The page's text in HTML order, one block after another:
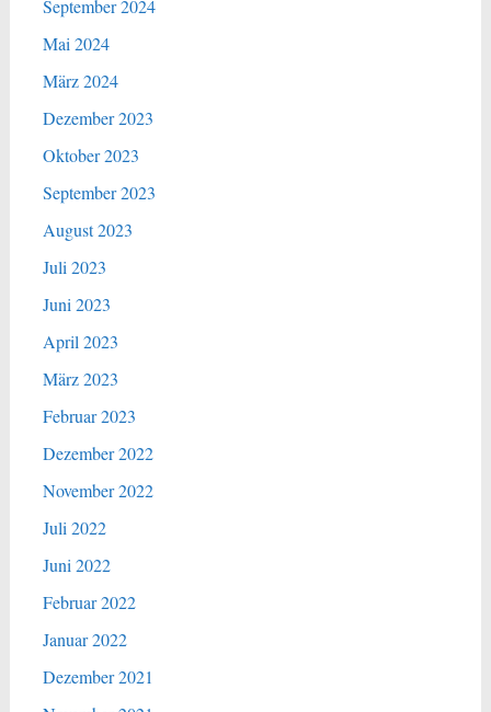
September 2024
Mai 2024
März 2024
Dezember 2023
Oktober 2023
September 2023
August 2023
Juli 2023
Juni 2023
April 2023
März 2023
Februar 2023
Dezember 2022
November 2022
Juli 2022
Juni 2022
Februar 2022
Januar 2022
Dezember 2021